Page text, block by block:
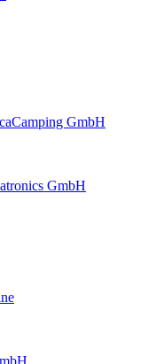
GmbH
GmbH